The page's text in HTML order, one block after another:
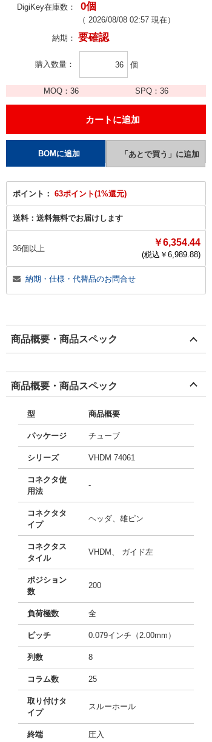
DigiKey在庫数： 0個
（ 2026/08/08 02:57 現在）
納期： 要確認
購入数量 個
MOQ： 36 SPQ：36
ポイント： 63ポイント(1%還元)
送料： 送料無料でお届けします
36個以上
￥6,354.44
(税込￥ 6,989.88)
納期・仕様・代替品のお問合せ
商品概要・商品スペック
商品概要・商品スペック
型 商品概要
パッケージ チューブ
シリーズ VHDM 74061
コネクタ使
用法
-
コネクタタ
イプ
ヘッダ、雄ピン
コネクタス
タイル
VHDM、 ガイド左
ポジション
数
200
負荷極数 全
ピッチ 0.079インチ（2.00mm）
列数 8
コラム数 25
取り付けタ
イプ
スルーホール
終端 圧入